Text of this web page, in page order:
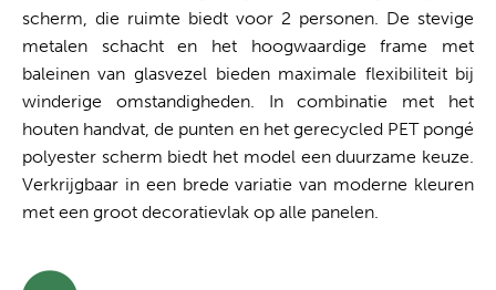
scherm, die ruimte biedt voor 2 personen. De stevige
metalen schacht en het hoogwaardige frame met
baleinen van glasvezel bieden maximale flexibiliteit bij
winderige omstandigheden. In combinatie met het
houten handvat, de punten en het gerecycled PET pongé
polyester scherm biedt het model een duurzame keuze.
Verkrijgbaar in een brede variatie van moderne kleuren
met een groot decoratievlak op alle panelen.